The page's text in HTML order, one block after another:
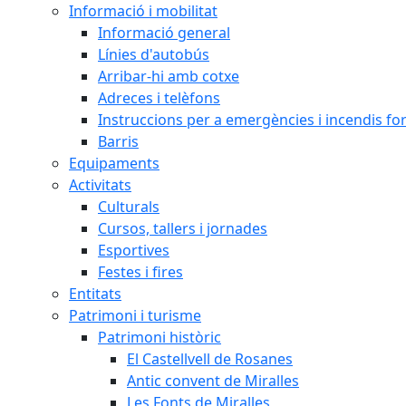
Informació i mobilitat
Informació general
Línies d'autobús
Arribar-hi amb cotxe
Adreces i telèfons
Instruccions per a emergències i incendis
Barris
Equipaments
Activitats
Culturals
Cursos, tallers i jornades
Esportives
Festes i fires
Entitats
Patrimoni i turisme
Patrimoni històric
El Castellvell de Rosanes
Antic convent de Miralles